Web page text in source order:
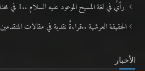
رأيٌ في لغة المسيح الموعود عليه السلام ..1 في محنة اللغة ومعاني «الاشتهار»
الحقيقة العرشية ..قراءةٌ نقدية في مقالات المتقدمين
الأخبار